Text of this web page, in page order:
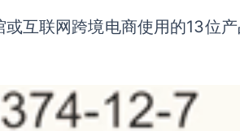
互联网跨境电商使用的13位